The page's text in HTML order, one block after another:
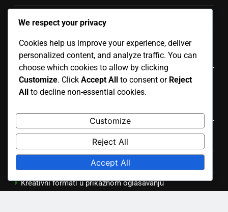
Language
Bosnian▾
Budžetiranje za Display Advertising
Efikasne strategije ciljanog oglašavanja prikaza
Kreativni formati u prikaznom oglašavanju
We respect your privacy
Cookies help us improve your experience, deliver
personalized content, and analyze traffic. You can
choose which cookies to allow by clicking
Customize. Click Accept All to consent or Reject
All to decline non-essential cookies.
Customize
Reject All
Accept All